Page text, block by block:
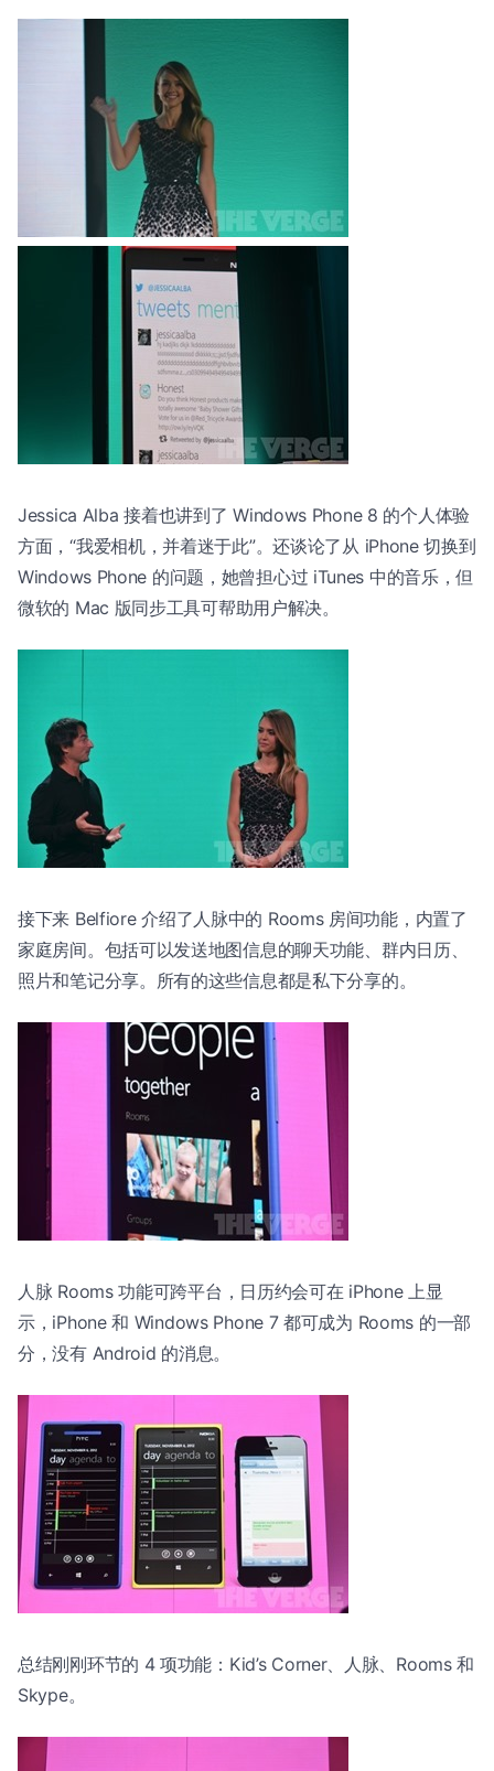
Jessica Alba 接着也讲到了 Windows Phone 8 的个人体验
方面，“我爱相机，并着迷于此”。还谈论了从 iPhone 切换到
Windows Phone 的问题，她曾担心过 iTunes 中的音乐，但
微软的 Mac 版同步工具可帮助用户解决。
接下来 Belfiore 介绍了人脉中的 Rooms 房间功能，内置了
家庭房间。包括可以发送地图信息的聊天功能、群内日历、
照片和笔记分享。所有的这些信息都是私下分享的。
人脉 Rooms 功能可跨平台，日历约会可在 iPhone 上显
示，iPhone 和 Windows Phone 7 都可成为 Rooms 的一部
分，没有 Android 的消息。
总结刚刚环节的 4 项功能：Kid’s Corner、人脉、Rooms 和
Skype。